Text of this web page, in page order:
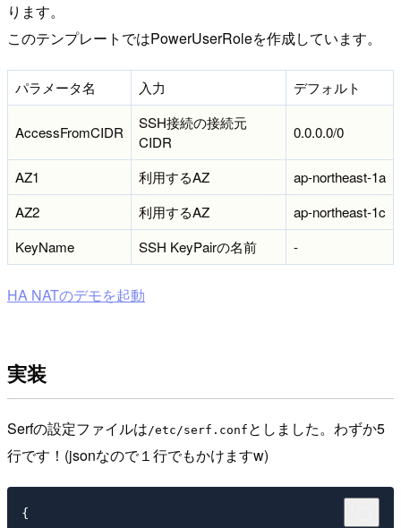
ります。
このテンプレートではPowerUserRoleを作成しています。
パラメータ名 入力 デフォルト
AccessFromCIDR
SSH接続の接続元
CIDR
0.0.0.0/0
AZ1 利用するAZ
ap-northeast-1a
AZ2
利用するAZ
ap-northeast-1c
KeyName
SSH KeyPairの名前 -
HA NATのデモを起動
実装
Serfの設定ファイルは /etc/serf.conf としました。わずか5
行です！(jsonなので１行でもかけますw)
{